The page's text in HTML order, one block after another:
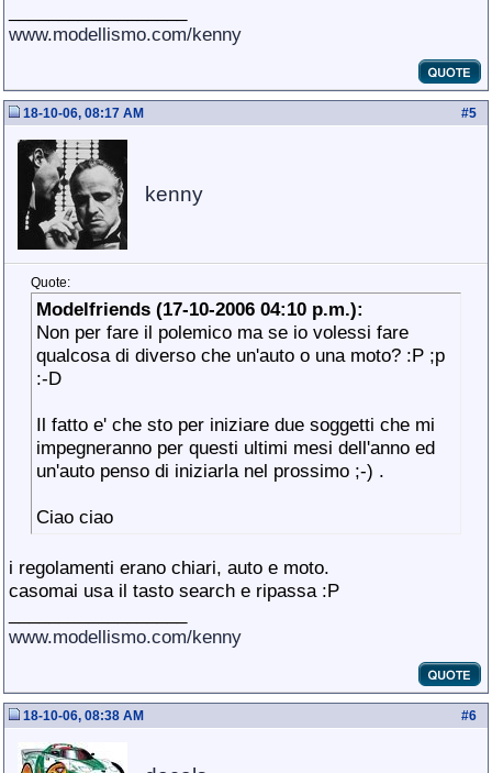
www.modellismo.com/kenny
#5
18-10-06, 08:17 AM
kenny
Quote:
Modelfriends (17-10-2006 04:10 p.m.):
Non per fare il polemico ma se io volessi fare
qualcosa di diverso che un'auto o una moto? :P ;p
:-D
Il fatto e' che sto per iniziare due soggetti che mi
impegneranno per questi ultimi mesi dell'anno ed
un'auto penso di iniziarla nel prossimo ;-) .
Ciao ciao
i regolamenti erano chiari, auto e moto.
casomai usa il tasto search e ripassa :P
www.modellismo.com/kenny
#6
18-10-06, 08:38 AM